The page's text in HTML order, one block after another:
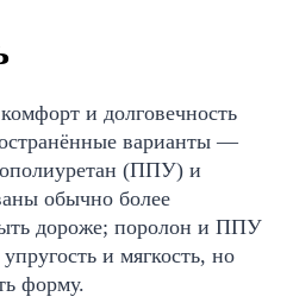
и долговечность
варианты —
(ППУ) и
обычно более
дороже; поролон и ППУ
и мягкость, но
форму.